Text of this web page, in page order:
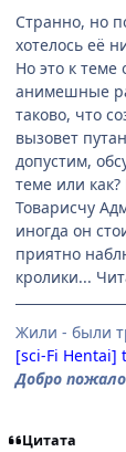
Странно, но
хотелось её
Но это к
анимешные
таково, что
вызовет
допустим,
теме или
Товарисчу
иногда он
приятно
кролики...
Жили - были
[sci-Fi Hentai]
Добро
Цитата